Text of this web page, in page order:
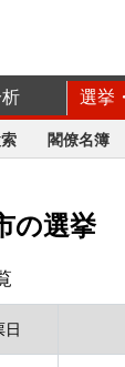
選挙
閣僚名簿
の選挙
日